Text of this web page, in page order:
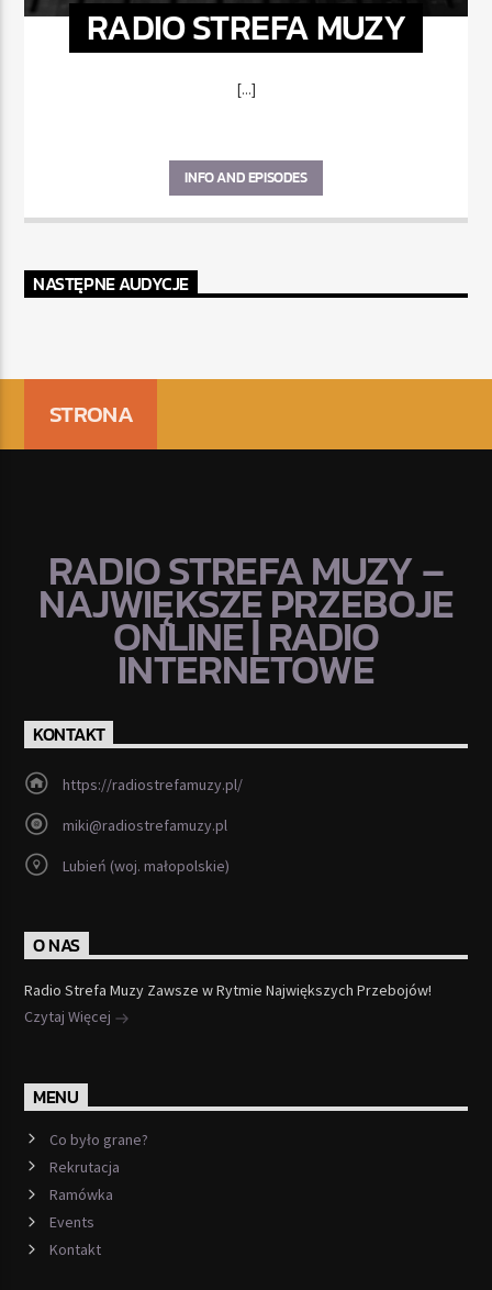
RADIO STREFA MUZY
[...]
INFO AND EPISODES
NASTĘPNE AUDYCJE
STRONA
RADIO STREFA MUZY –
NAJWIĘKSZE PRZEBOJE
ONLINE | RADIO
INTERNETOWE
KONTAKT
https://radiostrefamuzy.pl/
miki@radiostrefamuzy.pl
Lubień (woj. małopolskie)
O NAS
Radio Strefa Muzy Zawsze w Rytmie Największych Przebojów!
Czytaj Więcej
MENU
Co było grane?
Rekrutacja
Ramówka
Events
Kontakt